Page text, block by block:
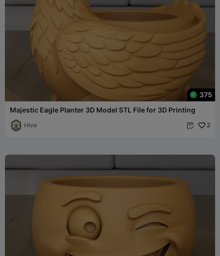
375
Majestic Eagle Planter 3D Model STL File for 3D Printing
HIve  2